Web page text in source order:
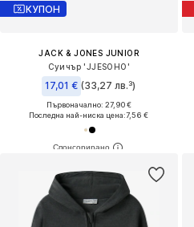
КУПОН
JACK & JONES JUNIOR
Суичър 'JJESOHO'
17,01 € (33,27 лв.³)
Първоначално: 27,90 €
Последна най-ниска цена:7,56 €